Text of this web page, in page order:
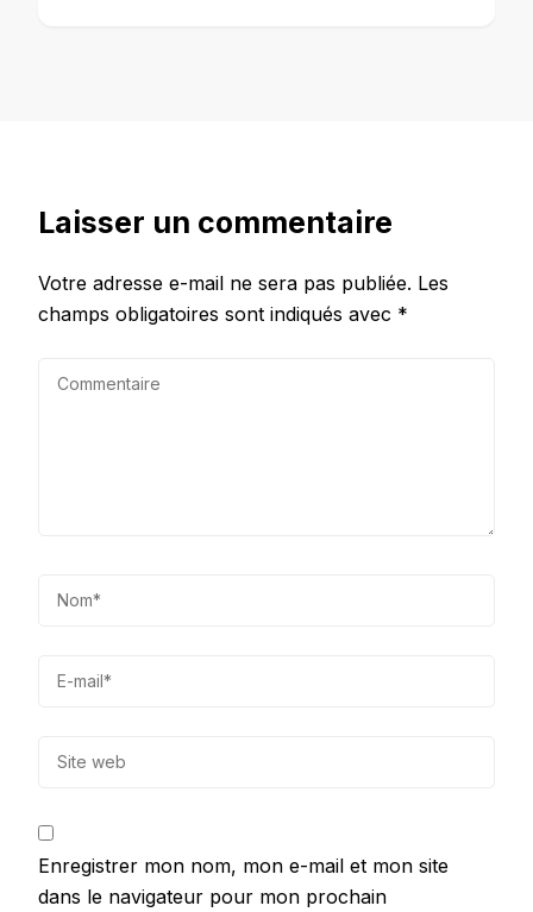
Laisser un commentaire
Votre adresse e-mail ne sera pas publiée. Les
champs obligatoires sont indiqués avec *
Enregistrer mon nom, mon e-mail et mon site
dans le navigateur pour mon prochain